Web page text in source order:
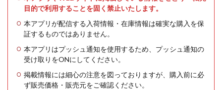
目的で利用することを固く禁止いたします。
本アプリが配信する入荷情報・在庫情報は確実な購入を保
証するものではありません。
本アプリはプッシュ通知を使用するため、プッシュ通知の
受け取りをONにしてください。
掲載情報には細心の注意を図っておりますが、購入前に必
ず販売価格・販売元をご確認ください。